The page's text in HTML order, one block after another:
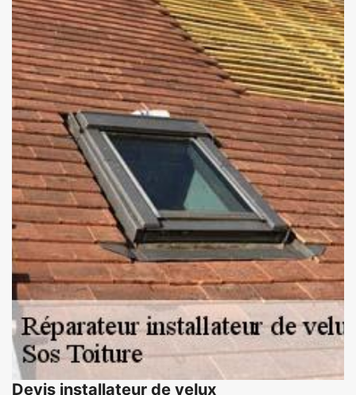
Devis installateur de velux